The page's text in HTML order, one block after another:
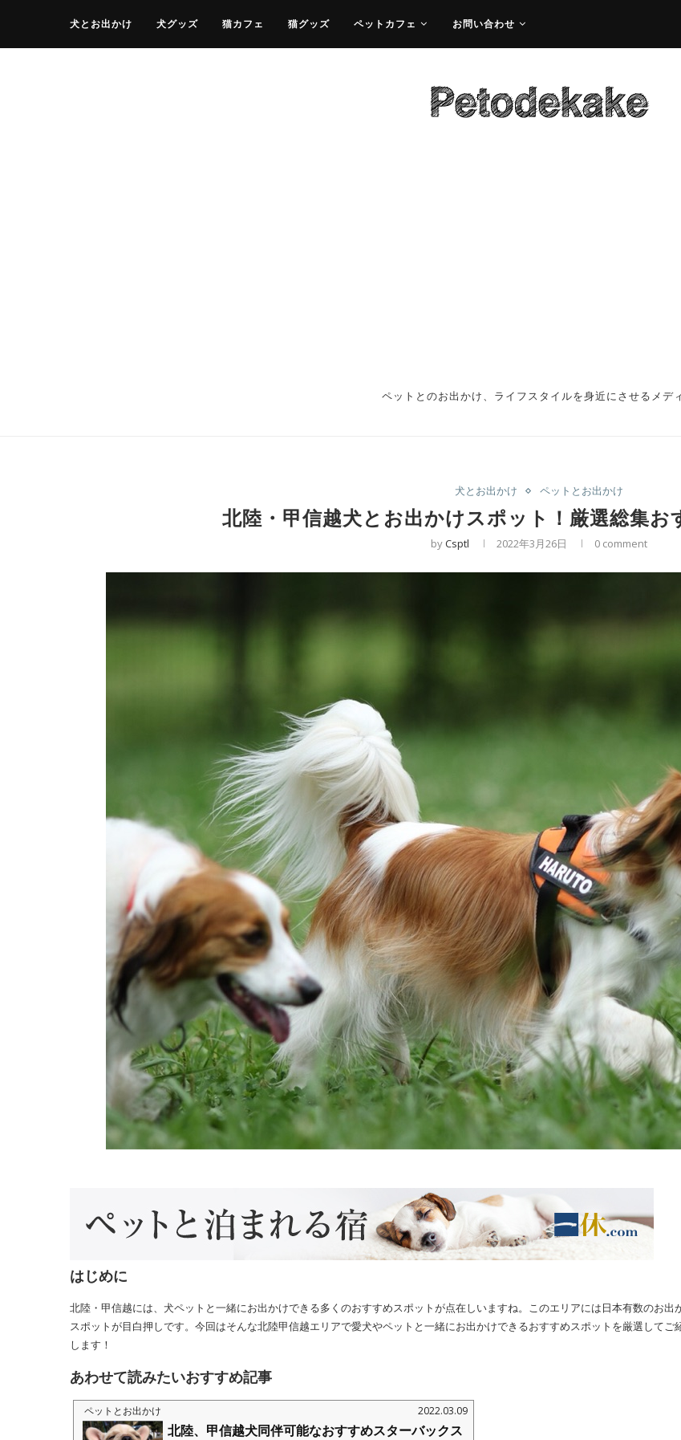
犬とお出かけ 犬グッズ 猫カフェ 猫グッズ ペットカフェ お問い合わせ
ペットとのお出かけ、ライフスタイルを身近にさせるメデ
犬とお出かけ ペットとお出かけ
北陸・甲信越犬とお出かけスポット！厳選総集お
byCsptl 2022年3月26日 0 comment
はじめに
北陸・甲信越には、犬ペットと一緒にお出かけできる多くのおすすめスポットが点在しいますね。このエリアには日本有数のお出
スポットが目白押しです。今回はそんな北陸甲信越エリアで愛犬やペットと一緒にお出かけできるおすすめスポットを厳選してご
します！
あわせて読みたいおすすめ記事
ペットとお出かけ 2022.03.09
北陸、甲信越犬同伴可能なおすすめスターバックス